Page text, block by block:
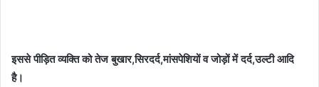
इससे पीड़ित व्यक्ति को तेज बुखार,सिरदर्द,मांसपेशियों व जोड़ों में दर्द,उल्टी आदि
है।